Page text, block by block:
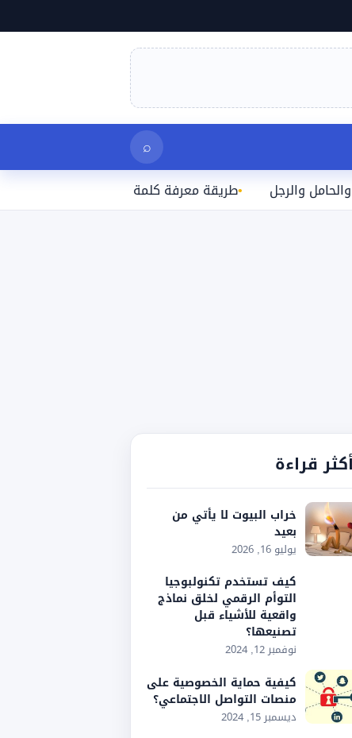
⌕
طريقة معرفة كلمة سر الواي فاي المتصل بها على
قراءة
خراب البيوت لا يأتي من
بعيد
يوليو 16, 2026
كيف تستخدم تكنولبوجيا
التوأم الرقمي لخلق نماذج
واقعية للأشياء قبل
تصنيعها؟
نوفمبر 12, 2024
كيفية حماية الخصوصية على
منصات التواصل الاجتماعي؟
ديسمبر 15, 2024